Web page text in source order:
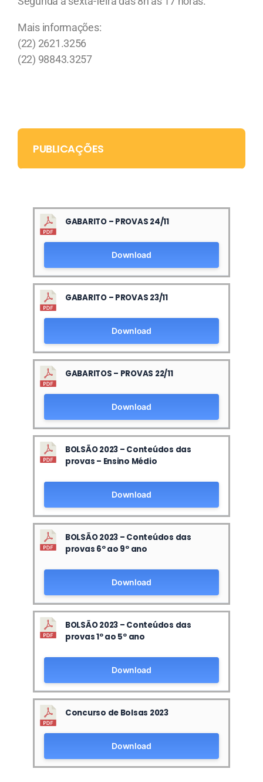
Mais informações:
(22) 2621.3256
(22) 98843.3257
PUBLICAÇÕES
GABARITO – PROVAS 24/11
Download
GABARITO – PROVAS 23/11
Download
GABARITOS – PROVAS 22/11
Download
BOLSÃO 2023 – Conteúdos das
provas – Ensino Médio
Download
BOLSÃO 2023 – Conteúdos das
provas 6º ao 9º ano
Download
BOLSÃO 2023 – Conteúdos das
provas 1º ao 5º ano
Download
Concurso de Bolsas 2023
Download